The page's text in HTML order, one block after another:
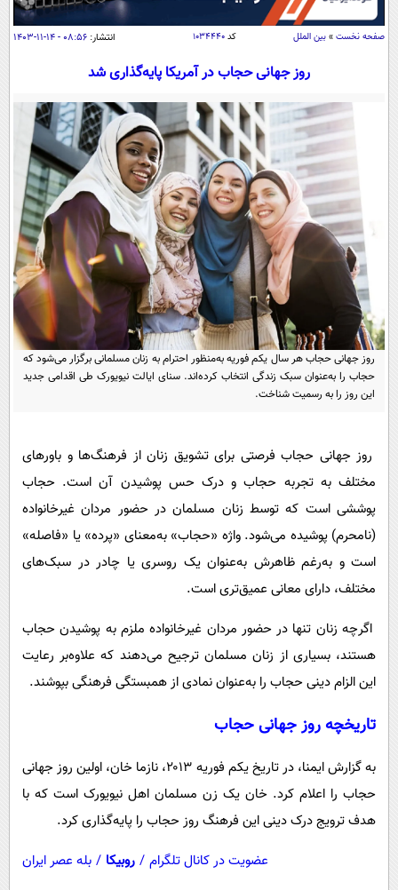
اقتصاد
اقتصادی
جامعه
حوادث
سلامت
یک برش دانایی
محیط زیست
سفر و تفریح
بین الملل
سیاست خارجی
فرهنگ و هنر
علم و دانش
فناوری و It
علمی
اخبار کریپتو
قرآن
گوناگون
سرگرمی
باشگاه مغز
مجله تصویری سلاح
فیلم
اقتصاد
ورزش
سیاست
حوادث
محیط زیست
سلامت
بین الملل
سیاست خارجی
عصر ایران 2
خواندنی ها و دیدنی ها
داستان کوتاه
دانلود
آموزش زبان
صفحه نخست » بین الملل کد ۱۰۳۴۴۴۰ انتشار: ۰۸:۵۶ - ۱۴-۱۱-۱۴۰۳
روز جهانی حجاب در آمریکا پایه‌گذاری شد
روز جهانی حجاب هر سال یکم فوریه به‌منظور احترام به زنان مسلمانی برگزار می‌شود که
حجاب را به‌عنوان سبک زندگی انتخاب کرده‌اند. سنای ایالت نیویورک طی اقدامی جدید
این روز را به رسمیت شناخت.
روز جهانی حجاب فرصتی برای تشویق زنان از فرهنگ‌ها و باورهای
مختلف به تجربه حجاب و درک حس پوشیدن آن است. حجاب
پوششی است که توسط زنان مسلمان در حضور مردان غیرخانواده
(نامحرم) پوشیده می‌شود. واژه «حجاب» به‌معنای «پرده» یا «فاصله»
است و به‌رغم ظاهرش به‌عنوان یک روسری یا چادر در سبک‌های
مختلف، دارای معانی عمیق‌تری است.
اگرچه زنان تنها در حضور مردان غیرخانواده ملزم به پوشیدن حجاب
هستند، بسیاری از زنان مسلمان ترجیح می‌دهند که علاوه‌بر رعایت
این الزام دینی حجاب را به‌عنوان نمادی از همبستگی فرهنگی بپوشند.
تاریخچه روز جهانی حجاب
به گزارش ایمنا، در تاریخ یکم فوریه ۲۰۱۳، نازما خان، اولین روز جهانی
حجاب را اعلام کرد. خان یک زن مسلمان اهل نیویورک است که با
هدف ترویج درک دینی این فرهنگ روز حجاب را پایه‌گذاری کرد.
عضویت در کانال تلگرام / روبیکا / بله عصر ایران